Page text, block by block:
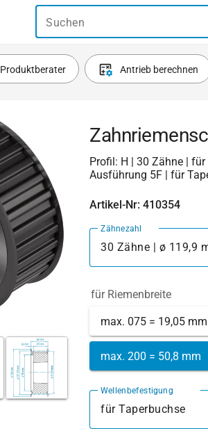
Suchen
Produktberater Antrieb berechnen
Profil: H | 30 Zähne |
Ausführung 5F | für
Artikel-Nr: 410354
Zähnezahl
30 Zähne | ø 119,9
für Riemenbreite
max. 075 = 19,05 mm
max. 200 = 50,8 mm
Wellenbefestigung
für Taperbuchse